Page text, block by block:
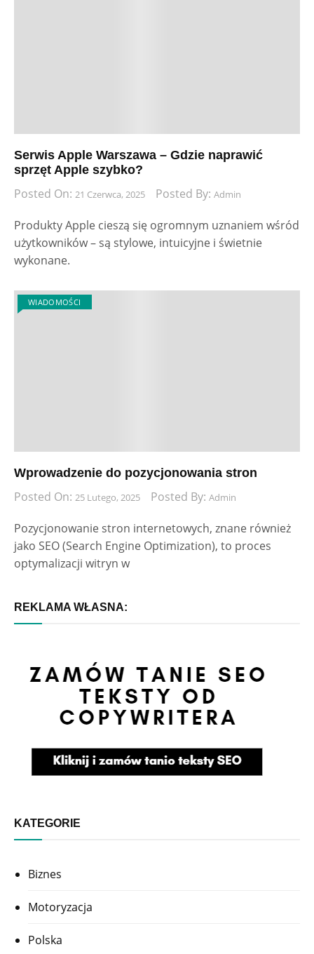
Serwis Apple Warszawa – Gdzie naprawić
sprzęt Apple szybko?
Posted On: 21 Czerwca, 2025 Posted By: Admin
Produkty Apple cieszą się ogromnym uznaniem wśród
użytkowników – są stylowe, intuicyjne i świetnie
wykonane.
WIADOMOŚCI
Wprowadzenie do pozycjonowania stron
Posted On: 25 Lutego, 2025 Posted By: Admin
Pozycjonowanie stron internetowych, znane również
jako SEO (Search Engine Optimization), to proces
optymalizacji witryn w
REKLAMA WŁASNA:
KATEGORIE
Biznes
Motoryzacja
Polska